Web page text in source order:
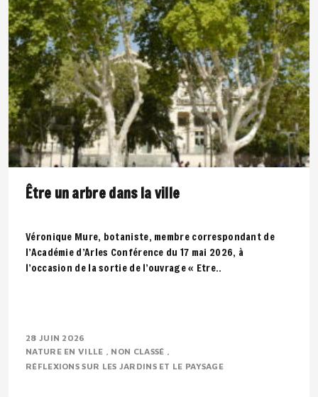
Être un arbre dans la ville
Véronique Mure, botaniste, membre correspondant de
l’Académie d’Arles Conférence du 17 mai 2026, à
l’occasion de la sortie de l’ouvrage « Etre..
28 JUIN 2026
NATURE EN VILLE
NON CLASSÉ
RÉFLEXIONS SUR LES JARDINS ET LE PAYSAGE